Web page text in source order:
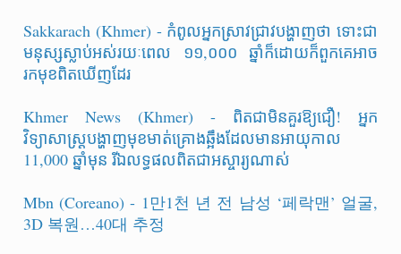
Sakkarach (Khmer) - កំពូលអ្នកស្រាវជ្រាវបង្ហាញថា ទោះជា
មនុស្សស្លាប់អស់រយៈពេល ១១,០០០ ឆ្នាំក៏ដោយក៏ពួកគេអាច
រកមុខពិតឃើញដែរ
Khmer News (Khmer) - ពិតជាមិនគួរឱ្យជឿ! អ្នក
វិទ្យាសាស្ដ្របង្ហាញមុខមាត់គ្រោងឆ្អឹងដែលមានអាយុកាល
11,000 ឆ្នាំមុន រីឯលទ្ធផលពិតជាអស្ចារ្យណាស់
Mbn (Coreano) - 1만1천 년 전 남성 ‘페락맨’ 얼굴,
3D 복원…40대 추정